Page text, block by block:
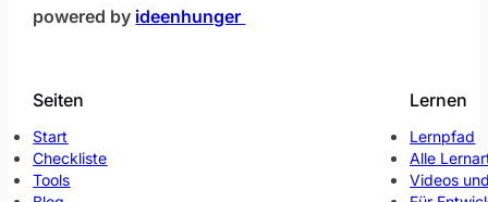
powered by ideenhunger
Seiten
Start
Checkliste
Tools
Lernen
Lernpfad
Alle
Videos